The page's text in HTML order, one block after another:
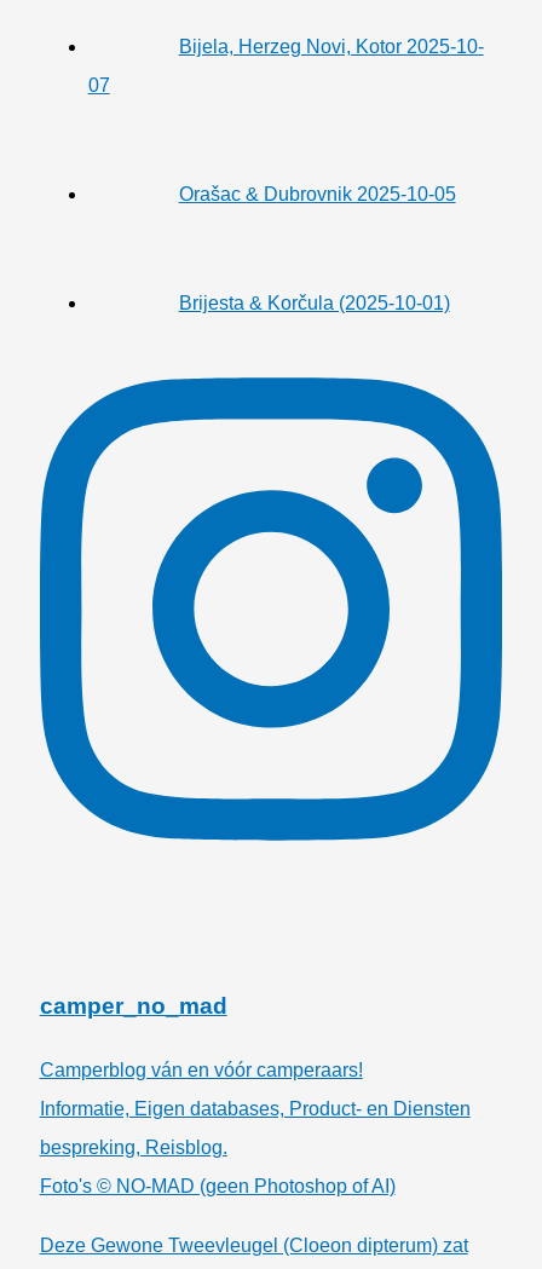
Bijela, Herzeg Novi, Kotor 2025-10-
07
Orašac & Dubrovnik 2025-10-05
Brijesta & Korčula (2025-10-01)
camper_no_mad
Camperblog ván en vóór camperaars!
Informatie, Eigen databases, Product- en Diensten
bespreking, Reisblog.
Foto's © NO-MAD (geen Photoshop of AI)
Deze Gewone Tweevleugel (Cloeon dipterum) zat